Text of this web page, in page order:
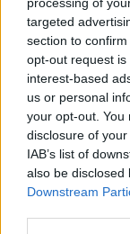
processing of
targeted
section to
opt-out request
interest-based
us or personal
your opt-out. You
disclosure of
IAB’s list of
also be disclosed
Downstream
ਇਸ ਪੰਨੇ ਨੂੰ ਵੱਧ
ਅੰਗਰੇਜ਼ੀ ਤੋਂ
ਮਸ਼ੀਨ
ਗਲਤੀਆਂ ਹੋ
ਸੰਸਕਰਣ ਇੱਥੇ
Contact
ਤੁਹਾਡਾ ਨਾਮ: